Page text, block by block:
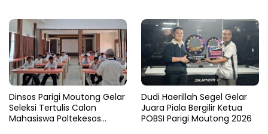
Dinsos Parigi Moutong Gelar
Seleksi Tertulis Calon
Mahasiswa Poltekesos
Dudi Haerillah Segel Gelar
Juara Piala Bergilir Ketua
POBSI Parigi Moutong 2026